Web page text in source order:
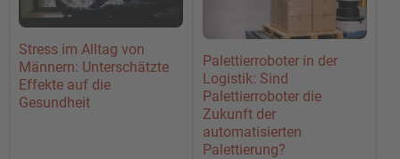
Stress im Alltag von
Männern: Unterschätzte
Effekte auf die
Gesundheit
Palettierroboter in der
Logistik: Sind
Palettierroboter die
Zukunft der
automatisierten
Palettierung?